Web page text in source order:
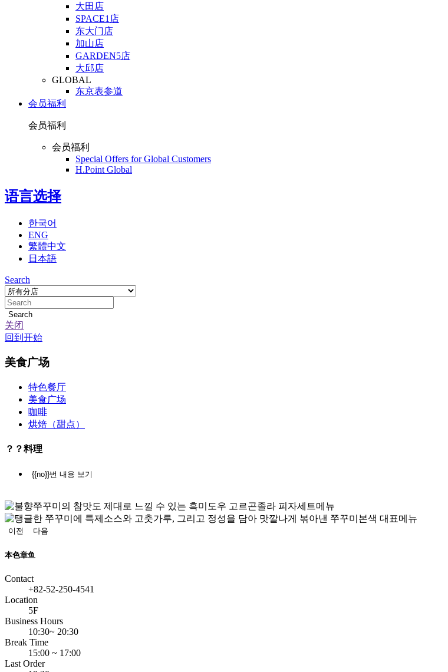
大田店
SPACE1店
东大门店
加山店
GARDEN5店
大邱店
GLOBAL
东京表参道
会员福利
会员福利
会员福利
Special Offers for Global Customers
H.Point Global
语言选择
한국어
ENG
繁體中文
日本語
Search
Search
关闭
回到开始
지
美食广场
特色餐厅
美食广场
咖啡
烘焙（甜点）
？？料理
{{no}}번 내용 보기
정
지
이전
다음
本色章鱼
Contact
+82-52-250-4541
Location
5F
Business Hours
10:30~ 20:30
Break Time
15:00 ~ 17:00
Last Order